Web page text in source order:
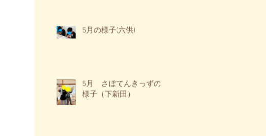
5月の様子(六供)
5月 さぼてんきっずの
様子（下新田）